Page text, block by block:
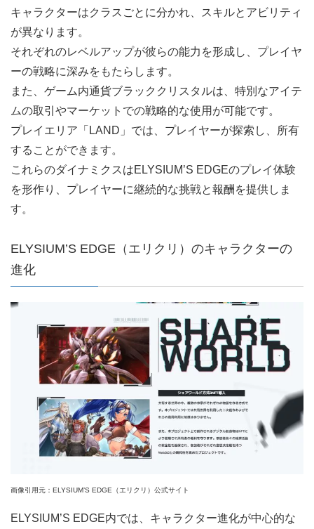
キャラクターはクラスごとに分かれ、スキルとアビリティ
が異なります。
それぞれのレベルアップが彼らの能力を形成し、プレイヤ
ーの戦略に深みをもたらします。
また、ゲーム内通貨ブラッククリスタルは、特別なアイテ
ムの取引やマーケットでの戦略的な使用が可能です。
プレイエリア「LAND」では、プレイヤーが探索し、所有
することができます。
これらのダイナミクスはELYSIUM’S EDGEのプレイ体験
を形作り、プレイヤーに継続的な挑戦と報酬を提供しま
す。
ELYSIUM’S EDGE（エリクリ）のキャラクターの
進化
画像引用元：ELYSIUM’S EDGE（エリクリ）公式サイト
ELYSIUM’S EDGE内では、キャラクター進化が中心的な